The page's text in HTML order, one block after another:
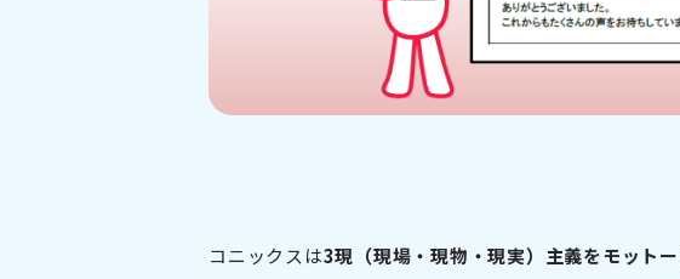
コニックスは3現（現場・現物・現実）主義をモットー